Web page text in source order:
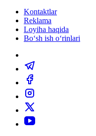
Kontaktlar
Reklama
Loyiha haqida
Bo‘sh ish o‘rinlari